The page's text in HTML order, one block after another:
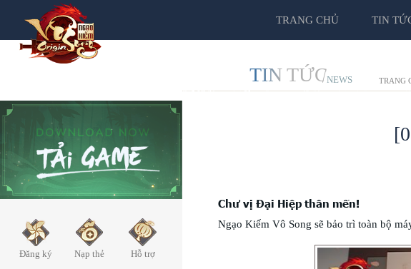
TRANG CHỦ TIN
Đăng ký Nạp thẻ Hỗ trợ
TIN TỨCNEWS TRANG
Chư vị Đại Hiệp thân mến!
Ngạo Kiếm Vô Song sẽ bảo trì toàn bộ